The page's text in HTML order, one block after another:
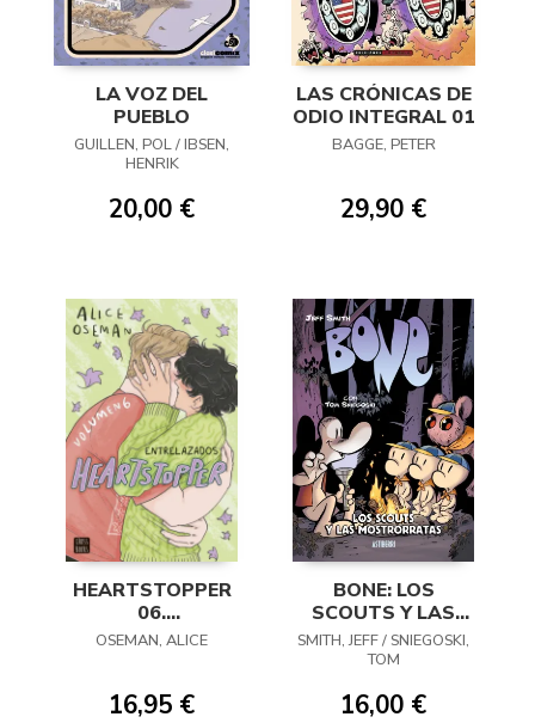
LA VOZ DEL
PUEBLO
GUILLEN, POL / IBSEN,
HENRIK
20,00 €
LAS CRÓNICAS DE
ODIO INTEGRAL 01
BAGGE, PETER
29,90 €
HEARTSTOPPER
06.
ENTRELAZADOS
OSEMAN, ALICE
16,95 €
BONE: LOS
SCOUTS Y LAS
MOSTRORRATAS
SMITH, JEFF / SNIEGOSKI,
TOM
16,00 €